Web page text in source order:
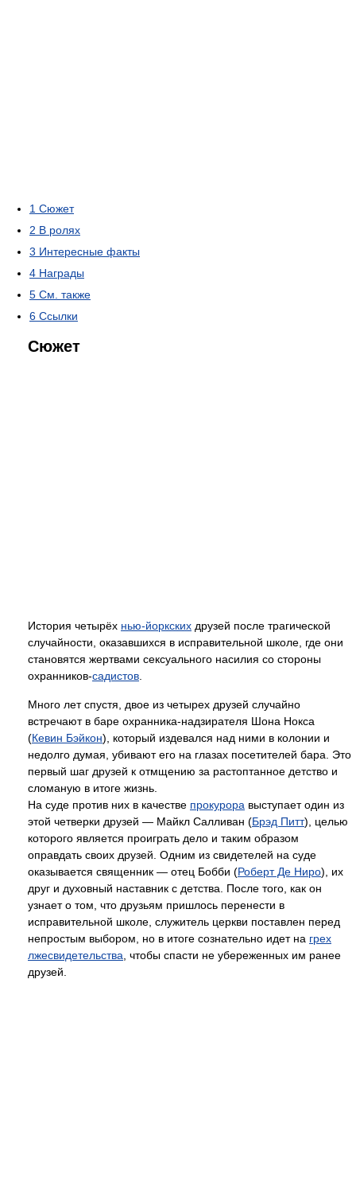
1 Сюжет
2 В ролях
3 Интересные факты
4 Награды
5 См. также
6 Ссылки
Сюжет
История четырёх нью-йоркских друзей после трагической
случайности, оказавшихся в исправительной школе, где они
становятся жертвами сексуального насилия со стороны
охранников-садистов
Много лет спустя, двое из четырех друзей случайно
встречают в баре охранника-надзирателя Шона Нокса
(Кевин Бэйкон), который издевался над ними в колонии и
недолго думая, убивают его на глазах посетителей бара. Это
первый шаг друзей к отмщению за растоптанное детство и
сломаную в итоге жизнь.
На суде против них в качестве прокурора выступает один из
этой четверки друзей — Майкл Салливан (Брэд Питт), целью
которого является проиграть дело и таким образом
оправдать своих друзей. Одним из свидетелей на суде
оказывается священник — отец Бобби (Роберт Де Ниро), их
друг и духовный наставник с детства. После того, как он
узнает о том, что друзьям пришлось перенести в
исправительной школе, служитель церкви поставлен перед
непростым выбором, но в итоге сознательно идет на грех
лжесвидетельства , чтобы спасти не убереженных им ранее
друзей.